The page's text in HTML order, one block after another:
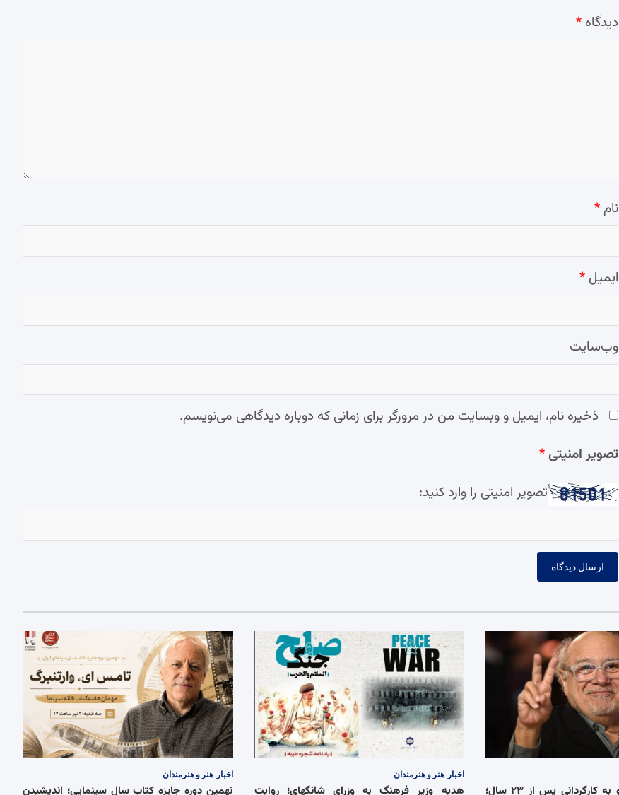
دیدگاه *
نام *
ایمیل *
وب‌سایت
ذخیره نام، ایمیل و وبسایت من در مرورگر برای زمانی که دوباره دیدگاهی می‌نویسم.
تصویر امنیتی*
تصویر امنیتی را وارد کنید:
بازگشت دنی دویتو به کارگردانی پس از ۲۳ سال؛
اخبار هنر و هنرمندان
هدیه وزیر فرهنگ به وزرای شانگهای؛ روایت
اخبار هنر و هنرمندان
نهمین دوره جایزه کتاب سال سینمایی؛ اندیشیدن